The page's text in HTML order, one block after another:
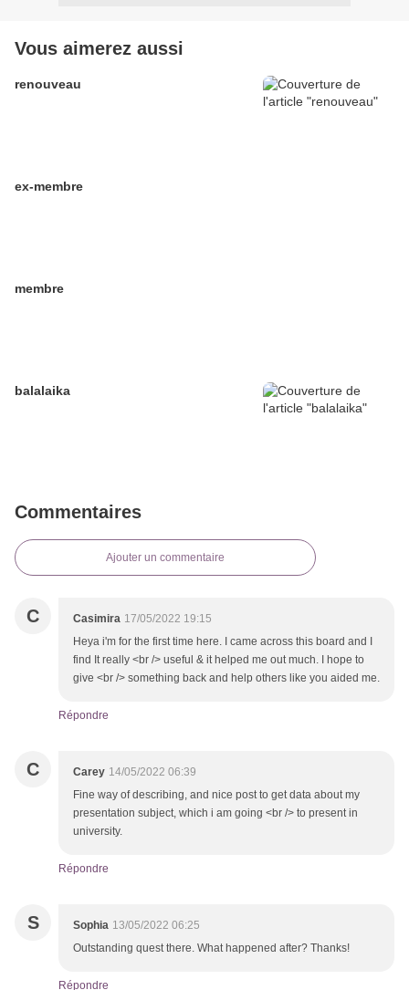
Vous aimerez aussi
renouveau
ex-membre
membre
balalaika
Commentaires
Ajouter un commentaire
C Casimira 17/05/2022 19:15
Heya i'm for the first time here. I came across this board and I
find It really <br /> useful & it helped me out much. I hope to
give <br /> something back and help others like you aided me.
Répondre
C Carey 14/05/2022 06:39
Fine way of describing, and nice post to get data about my
presentation subject, which i am going <br /> to present in
university.
Répondre
S Sophia 13/05/2022 06:25
Outstanding quest there. What happened after? Thanks!
Répondre